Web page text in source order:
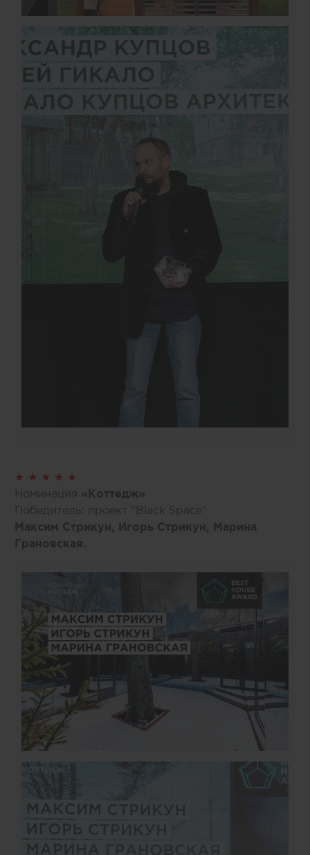
★ ★ ★ ★ ★
Номинация «Коттедж»
Победитель: проект "Black Space"
Максим Стрикун, Игорь Стрикун, Марина
Грановская.